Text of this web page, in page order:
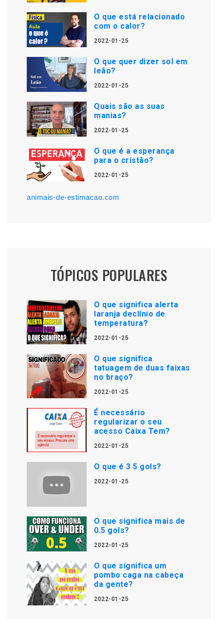
O que está relacionado
com o calor?
2022-01-25
O que quer dizer sol em
leão?
2022-01-25
Quais são as suas
manias?
2022-01-25
O que é a esperança
para o cristão?
2022-01-25
animais-de-estimacao.com
TÓPICOS POPULARES
O que significa alerta
laranja declínio de
temperatura?
2022-01-25
O que significa
tatuagem de duas faixas
no braço?
2022-01-25
É necessário
regularizar o seu
acesso Caixa Tem?
2022-01-25
O que é 3 5 gols?
2022-01-25
O que significa mais de
0.5 gols?
2022-01-25
O que significa um
pombo caga na cabeça
da gente?
2022-01-25